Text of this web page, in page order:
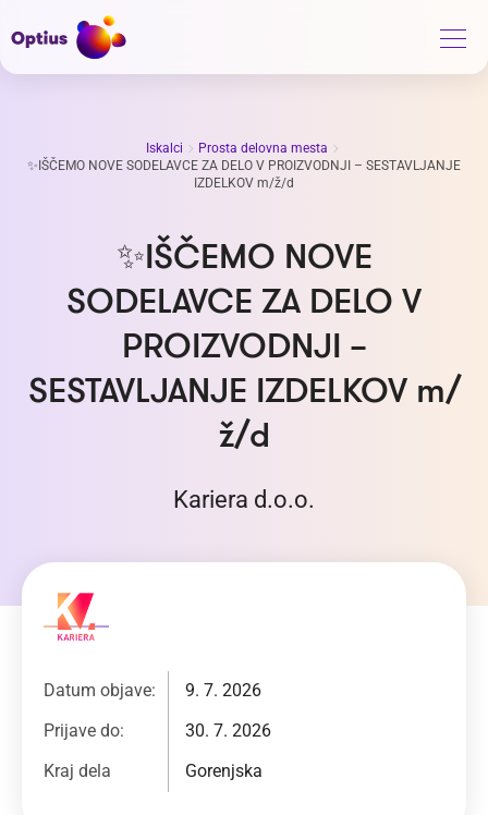
Iskalci
Prosta delovna mesta
✨IŠČEMO NOVE SODELAVCE ZA DELO V PROIZVODNJI – SESTAVLJANJE
IZDELKOV m/ž/d
✨IŠČEMO NOVE
SODELAVCE ZA DELO V
PROIZVODNJI –
SESTAVLJANJE IZDELKOV m/
ž/d
Kariera d.o.o.
Datum objave:
9. 7. 2026
Prijave do:
30. 7. 2026
Kraj dela
Gorenjska